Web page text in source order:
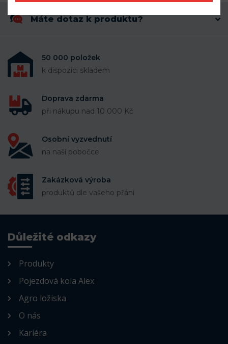
Máte dotaz k produktu?
50 000 položek
k dispozici skladem
Doprava zdarma
při nákupu nad 10 000 Kč
Osobní vyzvednutí
na naší pobočce
Zakázková výroba
produktů dle vašeho přání
Důležité odkazy
Produkty
Pojezdová kola Alex
Agro ložiska
O nás
Kariéra